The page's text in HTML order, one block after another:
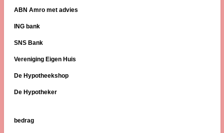
ABN Amro met advies
ING bank
SNS Bank
Vereniging Eigen Huis
De Hypotheekshop
De Hypotheker
bedrag